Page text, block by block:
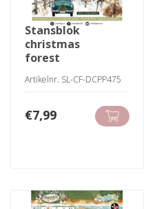
stansblok
christmas
forest
Artikelnr. SL-CF-DCPP475
€7,99